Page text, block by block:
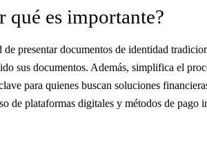
qué es importante?
presentar documentos de identidad
sus documentos. Además, simplifica el
para quienes buscan soluciones
de plataformas digitales y métodos de pago